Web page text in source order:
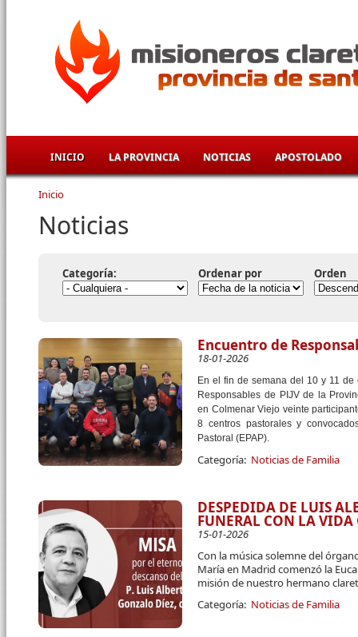
INICIO LA PROVINCIA NOTICIAS APOSTOLADO
Se encuentra usted aquí
Inicio
Noticias
Categoría: Ordenar por Orden
Encuentro de
18-01-2026
En el fin de semana del 10 y 11
Responsables de PIJV de la
en Colmenar Viejo veinte
8 centros pastorales y
Pastoral (EPAP).
Categoría: Noticias de Familia
DESPEDIDA DE LUIS
FUNERAL CON LA VIDA
15-01-2026
Con la música solemne del
María en Madrid comenzó la
misión de nuestro hermano
Categoría: Noticias de Familia